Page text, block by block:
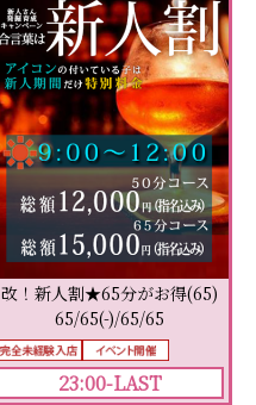
改！新人割★65分がお得(65)
65/65(-)/65/65
23:00-LAST